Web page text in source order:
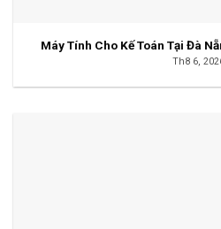
Máy Tính Cho Kế Toán Tại Đà
Th8 6,